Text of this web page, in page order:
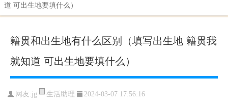
道 可出生地要填什么）
籍贯和出生地有什么区别（填写出生地 籍贯我
就知道 可出生地要填什么）
网友:jg 生活助理 2024-03-07 17:56:16